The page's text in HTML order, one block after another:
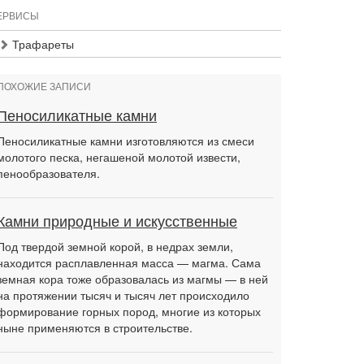
Трафареты
ЗАПИСИ
камни
камни изготовляются из смеси
песка, негашеной молотой извести,
природные и искусственные
твердой земной корой, в недрах земли,
расплавленная масса — магма. Сама
кора тоже образовалась из магмы — в ней
протяжении тысяч и тысяч лет происходило
горных пород, многие из которых
применяются в строительстве.